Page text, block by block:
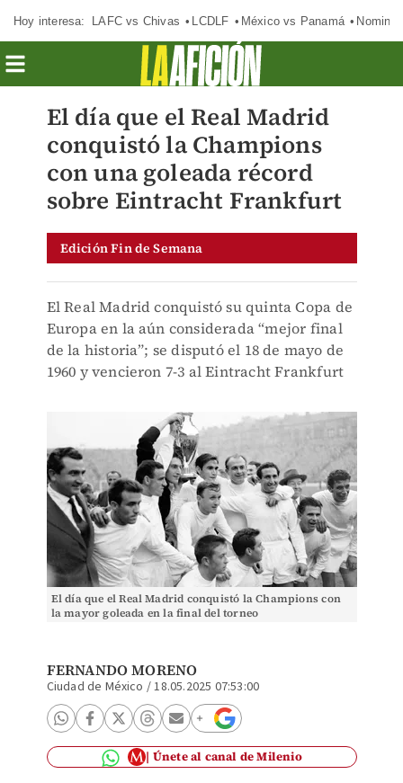
Hoy interesa: LAFC vs Chivas LCDLF México vs Panamá
El día que el Real Madrid
conquistó la Champions
con una goleada récord
sobre Eintracht Frankfurt
Edición Fin de Semana
El Real Madrid conquistó su quinta Copa de
Europa en la aún considerada “mejor final
de la historia”; se disputó el 18 de mayo de
1960 y vencieron 7-3 al Eintracht Frankfurt
El día que el Real Madrid conquistó la Champions con
la mayor goleada en la final del torneo
FERNANDO MORENO
Ciudad de México /18.05.2025 07:53:00
Únete al canal de Milenio